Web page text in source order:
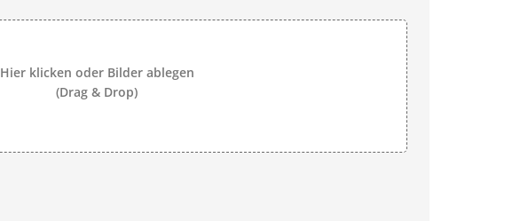
Hier klicken oder Bilder ablegen
(Drag & Drop)